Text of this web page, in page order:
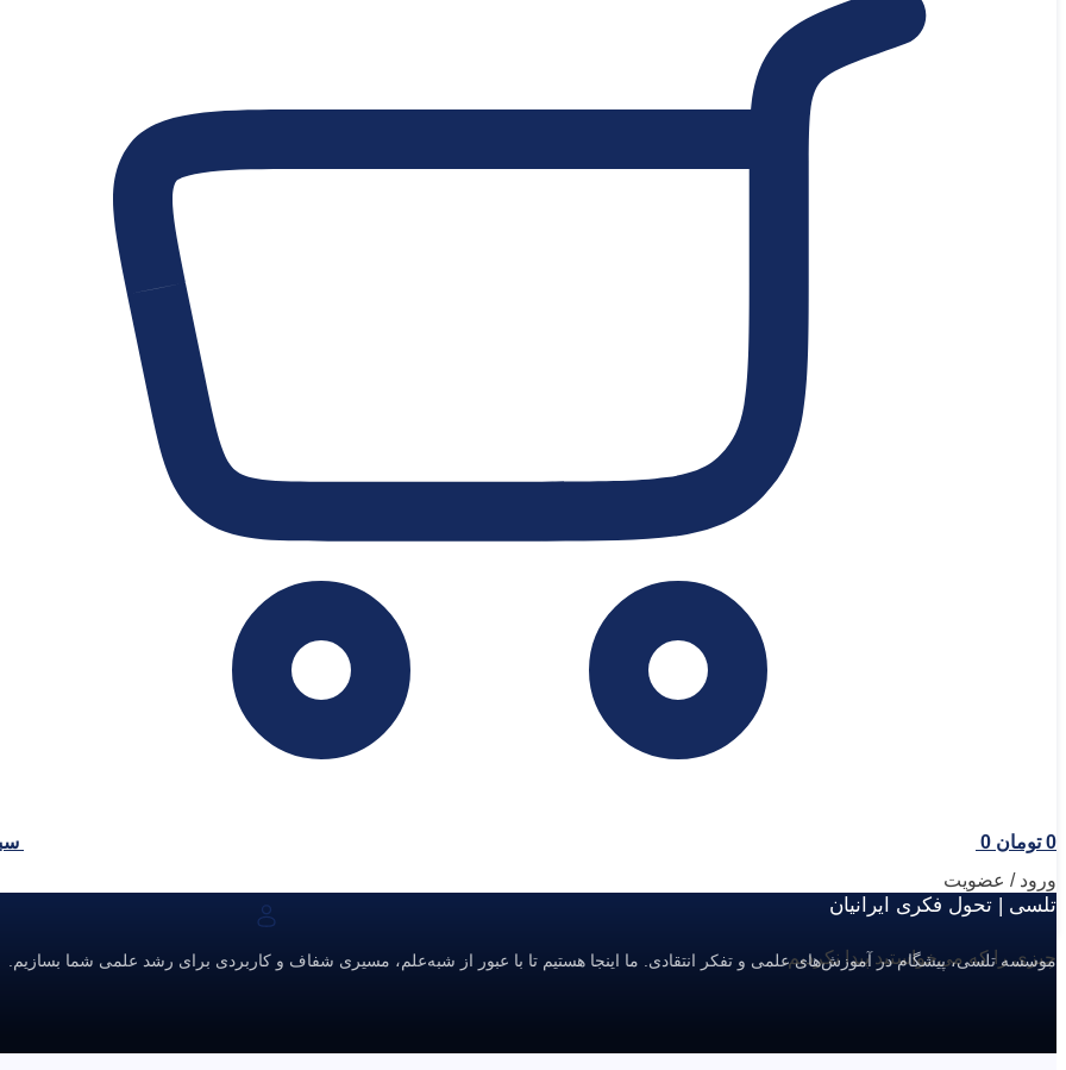
0 تومان 0
ورود / عضویت
چیزی را که می‌خواستید پیدا نکردیم.
تلسی | تحول فکری ایرانیان
موسسه تلسی، پیشگام در آموزش‌های علمی و تفکر انتقادی. ما اینجا هستیم تا با عبور از شبه‌علم، مسیری شفاف و کاربردی برای رشد علمی شما بسازیم.